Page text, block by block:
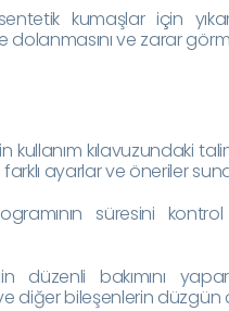
kumaşlar için
dolanmasını ve zarar
kullanım kılavuzundaki
ayarlar ve öneriler
süresini kontrol
düzenli bakımını
bileşenlerin düzgün